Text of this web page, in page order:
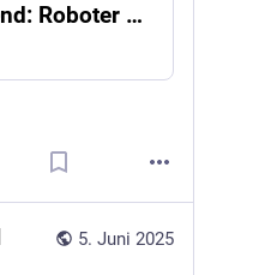
Ansteckend: Roboter bringt Affen zum Gähnen
5. Juni 2025